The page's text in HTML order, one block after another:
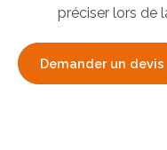
préciser lors de
Demander un devis